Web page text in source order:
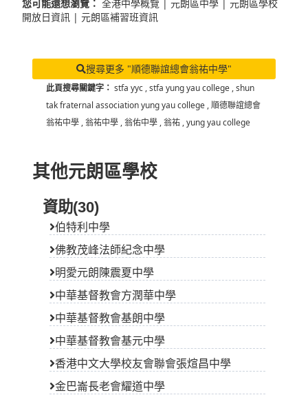
您可能還想瀏覽： 全港中學概覽 元朗區中學
元朗區學校
開放日資訊 | 元朗區補習班資訊
搜尋更多 "順德聯誼總會翁祐中學"
此頁搜尋關鍵字： stfa yyc ,stfa yung yau college ,shun
tak fraternal association yung yau college ,順德聯誼總會
翁祐中學 ,翁祐中學 ,翁佑中學 ,翁祐 ,yung yau college
其他元朗區學校
資助(30)
伯特利中學
佛教茂峰法師紀念中學
明愛元朗陳震夏中學
中華基督教會方潤華中學
中華基督教會基朗中學
中華基督教會基元中學
香港中文大學校友會聯會張煊昌中學
金巴崙長老會耀道中學